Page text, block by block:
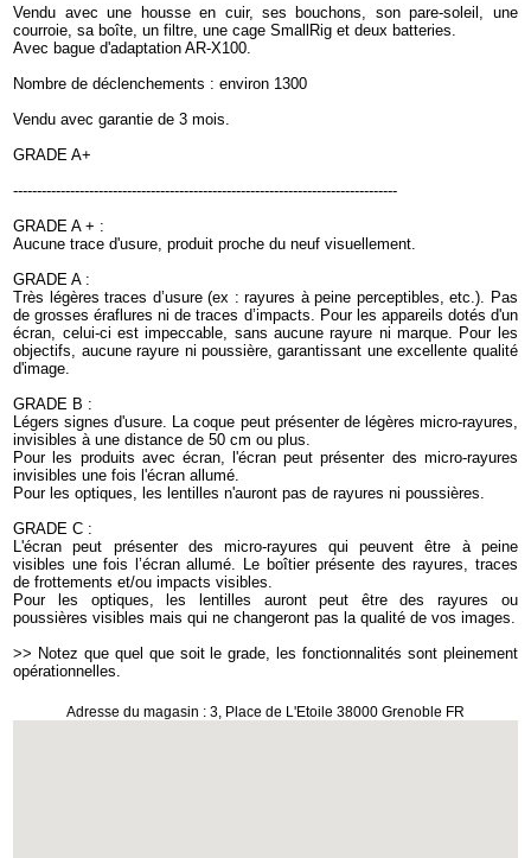
Vendu avec une housse en cuir, ses bouchons, son pare-soleil, une
courroie, sa boîte, un filtre, une cage SmallRig et deux batteries.
Avec bague d'adaptation AR-X100.
Nombre de déclenchements : environ 1300
Vendu avec garantie de 3 mois.
GRADE A+
---------------------------------------------------------------------------------
GRADE A + :
Aucune trace d'usure, produit proche du neuf visuellement.
GRADE A :
Très légères traces d’usure (ex : rayures à peine perceptibles, etc.). Pas
de grosses éraflures ni de traces d’impacts. Pour les appareils dotés d'un
écran, celui-ci est impeccable, sans aucune rayure ni marque. Pour les
objectifs, aucune rayure ni poussière, garantissant une excellente qualité
d'image.
GRADE B :
Légers signes d'usure. La coque peut présenter de légères micro-rayures,
invisibles à une distance de 50 cm ou plus.
Pour les produits avec écran, l'écran peut présenter des micro-rayures
invisibles une fois l'écran allumé.
Pour les optiques, les lentilles n'auront pas de rayures ni poussières.
GRADE C :
L'écran peut présenter des micro-rayures qui peuvent être à peine
visibles une fois l’écran allumé. Le boîtier présente des rayures, traces
de frottements et/ou impacts visibles.
Pour les optiques, les lentilles auront peut être des rayures ou
poussières visibles mais qui ne changeront pas la qualité de vos images.
>> Notez que quel que soit le grade, les fonctionnalités sont pleinement
opérationnelles.
Adresse du magasin : 3, Place de L'Etoile 38000 Grenoble FR